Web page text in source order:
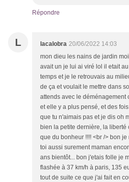
Répondre
L lacalobra 20/06/2022 14:03
mon dieu les nains de jardin
avait un je lui ai viré lol il etait
temps et je le retrouvais au
de ça et voulait le mettre dans
attends avec le déménagement
et elle y a plus pensé, et des
que tu n'aimais pas et je dis oh
bien la petite dernière, la
que du bonheur !!!! <br /> bon
toi aussi surement maman
ans bientôt... bon j'etais folle je
flashée à 37 km/h à paris, 135
tout de suite ce que j'ai fait en